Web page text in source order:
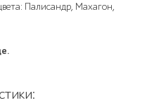
Палисандр, Махагон,